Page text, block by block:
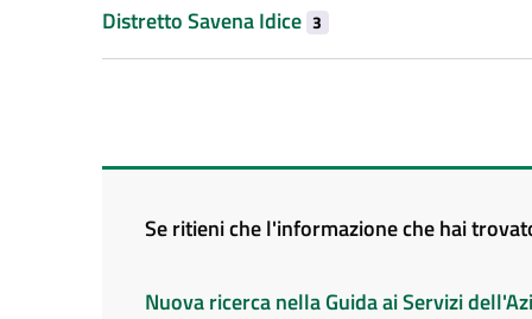
Distretto Savena Idice 3
Se ritieni che l'informazione che hai
Nuova ricerca nella Guida ai Servizi